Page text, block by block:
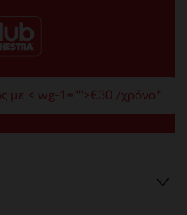
με < wg-1="">€30 /χρόνο*